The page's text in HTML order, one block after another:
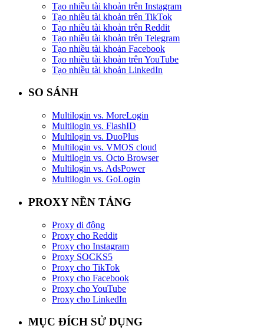
Tạo nhiều tài khoản trên Instagram
Tạo nhiều tài khoản trên TikTok
Tạo nhiều tài khoản trên Reddit
Tạo nhiều tài khoản trên Telegram
Tạo nhiều tài khoản Facebook
Tạo nhiều tài khoản trên YouTube
Tạo nhiều tài khoản LinkedIn
SO SÁNH
Multilogin vs. MoreLogin
Multilogin vs. FlashID
Multilogin vs. DuoPlus
Multilogin vs. VMOS cloud
Multilogin vs. Octo Browser
Multilogin vs. AdsPower
Multilogin vs. GoLogin
PROXY NỀN TẢNG
Proxy di động
Proxy cho Reddit
Proxy cho Instagram
Proxy SOCKS5
Proxy cho TikTok
Proxy cho Facebook
Proxy cho YouTube
Proxy cho LinkedIn
MỤC ĐÍCH SỬ DỤNG